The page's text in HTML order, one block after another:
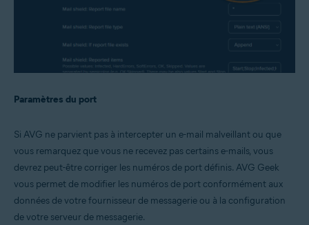
Paramètres du port
Si AVG ne parvient pas à intercepter un e-mail malveillant ou que
vous remarquez que vous ne recevez pas certains e-mails, vous
devrez peut-être corriger les numéros de port définis. AVG Geek
vous permet de modifier les numéros de port conformément aux
données de votre fournisseur de messagerie ou à la configuration
de votre serveur de messagerie.